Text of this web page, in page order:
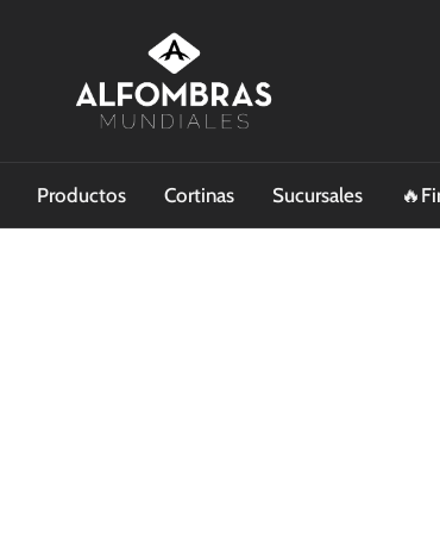
Productos Cortinas Sucursales